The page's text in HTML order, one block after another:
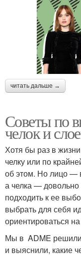
читать дальше →
Советы по
челок и
Хотя бы раз в
челку или по
об этом. Но лицо —
а челка — довольно
подходить к ее
выбрать для себя
ориентироваться
Мы в ADME решили
и выяснили, какие